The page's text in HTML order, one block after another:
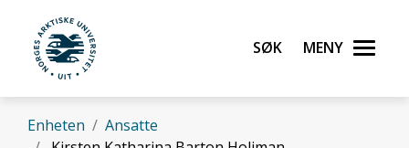
Gå til hovedinnhold
UiT Norges arktiske universitet
Søk Meny
Enheten
Ansatte